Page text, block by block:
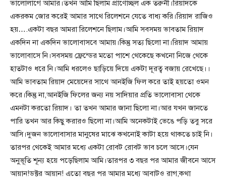
ভালোলাগে আমার।তখন আমি ছিলাম প্রাণোচ্ছল এক তরুনী।রিয়াদকে
একরকম জোর করেই আমার সাথে রিলেশনে যেতে বাধ্য করি।রিয়াদ রাজিও
হয়….একটা বছর আমরা রিলেশনে ছিলাম।আমি সবসময় ভাবতাম রিয়াদ
একদিন না একদিন ভালোবাসবে আমায়।কিন্তু সত্য ছিলো না।রিয়াদ আমায়
ভালোবাসে নি।সবসময় ফ্রেন্ডের মতো পাশে থেকেছে কখনো নিজে থেকে
হাতটাও ধরে নি।আমি ধরলেও ছাড়িয়ে দিয়ে একটা দূরত্ব বজায় রেখেছে।।
আমি ভাবতাম রিয়াদ মেয়েদের সাথে আনইজি ফিল করে তাই হয়তো ওমন
করে।কিন্তু না,আনইজি ফিলের জন্য নয় সাদিয়ার প্রতি ভালোবাসা থেকে
এমনটা করতো রিয়াদ। তা তখন আমার জানা ছিলো না।আর যখন জানতে
পারি তখন আর কিছু করারও ছিলো না।আমি অনেকটাই ভেঙে পড়ি তবু সরে
আসি।দুজন ভালোবাসার মানুষের মাঝে কখনোই কাটা হয়ে থাকতে চাই নি।
তারপর থেকেই আমার মধ্যে একটা রোবট রোবট ভাব চলে আসে।যেন
অনুভূতি শূন্য হয়ে পড়েছিলাম আমি।তারপর ৩ বছর পর আমার জীবনে আসে
আয়ান!ডক্টর আয়ান! এতো বছর পর আমার মধ্যে আবাটও রাগ,কথা